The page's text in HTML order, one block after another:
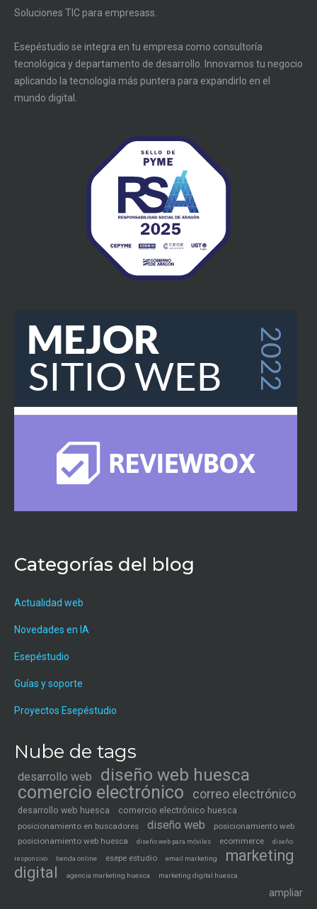
Soluciones TIC para empresass.
Esepéstudio se integra en tu empresa como consultoría
tecnológica y departamento de desarrollo. Innovamos tu negocio
aplicando la tecnología más puntera para expandirlo en el
mundo digital.
Categorías del blog
Actualidad web
Novedades en IA
Esepéstudio
Guías y soporte
Proyectos Esepéstudio
Nube de tags
desarrollo web
diseño web huesca
comercio electrónico
correo electrónico
desarrollo web huesca comercio electrónico huesca
posicionamiento en buscadores diseño web
posicionamiento web
posicionamiento web huesca
diseño web para móviles ecommerce diseño
responsivo tienda online esepe estudio email marketing
marketing
digital
agencia marketing huesca marketing digital huesca
ampliar